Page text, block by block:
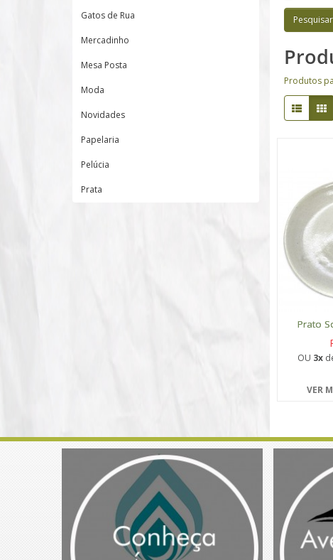
Gatos de Rua
Mercadinho
Mesa Posta
Moda
Novidades
Papelaria
Pelúcia
Prata
Produtos
Prato
OU 3x
VER